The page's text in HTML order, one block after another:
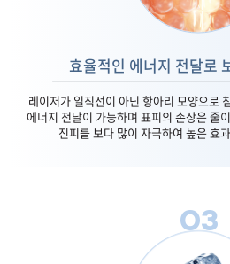
효율적인 에너지 전달로
레이저가 일직선이 아닌 항아리 모양으로
에너지 전달이 가능하며 표피의 손상은 줄
진피를 보다 많이 자극하여 높은 효
03